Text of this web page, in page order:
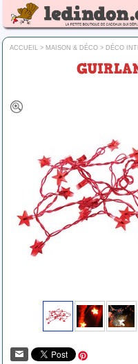
ACCUEIL > MAISON & DÉCO > DÉCO